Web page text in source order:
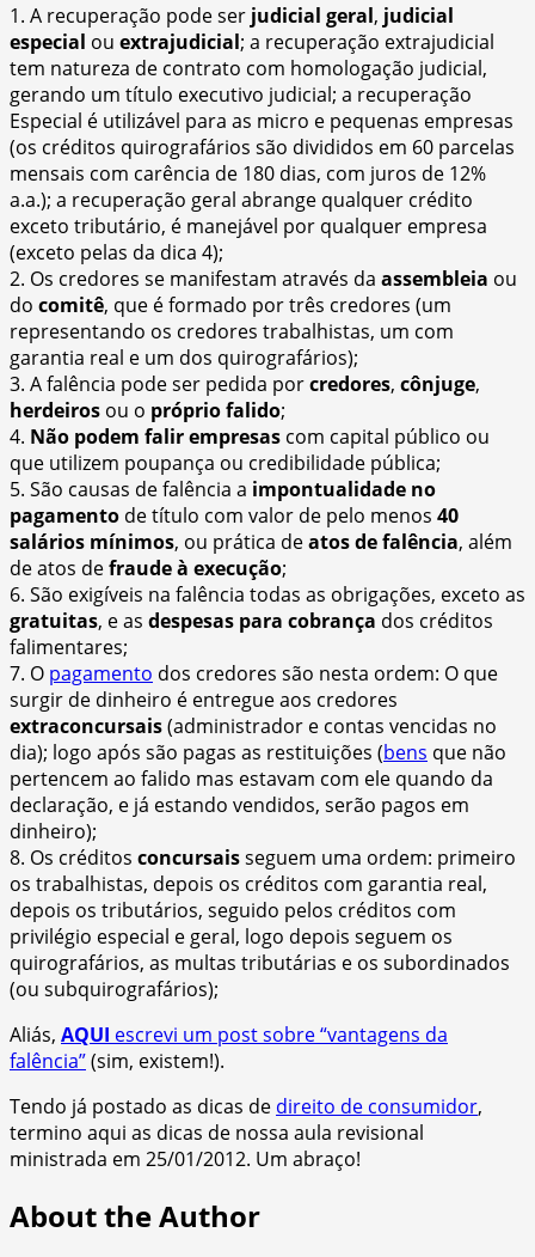
1. A recuperação pode ser judicial geral, judicial
especial ou extrajudicial; a recuperação extrajudicial
tem natureza de contrato com homologação judicial,
gerando um título executivo judicial; a recuperação
Especial é utilizável para as micro e pequenas empresas
(os créditos quirografários são divididos em 60 parcelas
mensais com carência de 180 dias, com juros de 12%
a.a.); a recuperação geral abrange qualquer crédito
exceto tributário, é manejável por qualquer empresa
(exceto pelas da dica 4);
2. Os credores se manifestam através da assembleia ou
do comitê, que é formado por três credores (um
representando os credores trabalhistas, um com
garantia real e um dos quirografários);
3. A falência pode ser pedida porcredores, cônjuge,
herdeiros ou o próprio falido;
4. Não podem falir empresas com capital público ou
que utilizem poupança ou credibilidade pública;
5. São causas de falência a impontualidade no
pagamento de título com valor de pelo menos 40
salários mínimos, ou prática deatos de falência, além
de atos defraude à execução;
6. São exigíveis na falência todas as obrigações, exceto as
gratuitas, e as despesas para cobrança dos créditos
falimentares;
7. O pagamento dos credores são nesta ordem: O que
surgir de dinheiro é entregue aos credores
extraconcursais(administrador e contas vencidas no
dia); logo após são pagas as restituições (bens que não
pertencem ao falido mas estavam com ele quando da
declaração, e já estando vendidos, serão pagos em
dinheiro);
8. Os créditos concursaisseguem uma ordem: primeiro
os trabalhistas, depois os créditos com garantia real,
depois os tributários, seguido pelos créditos com
privilégio especial e geral, logo depois seguem os
quirografários, as multas tributárias e os subordinados
(ou subquirografários);
Aliás, AQUI escrevi um post sobre “vantagens da
falência”(sim, existem!).
Tendo já postado as dicas de direito de consumidor,
termino aqui as dicas de nossa aula revisional
ministrada em 25/01/2012. Um abraço!
About the Author